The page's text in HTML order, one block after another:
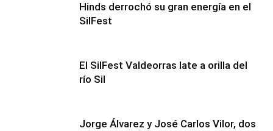
Hinds derrochó su gran energía en el
SilFest
El SilFest Valdeorras late a orilla del
río Sil
Jorge Álvarez y José Carlos Vilor, dos